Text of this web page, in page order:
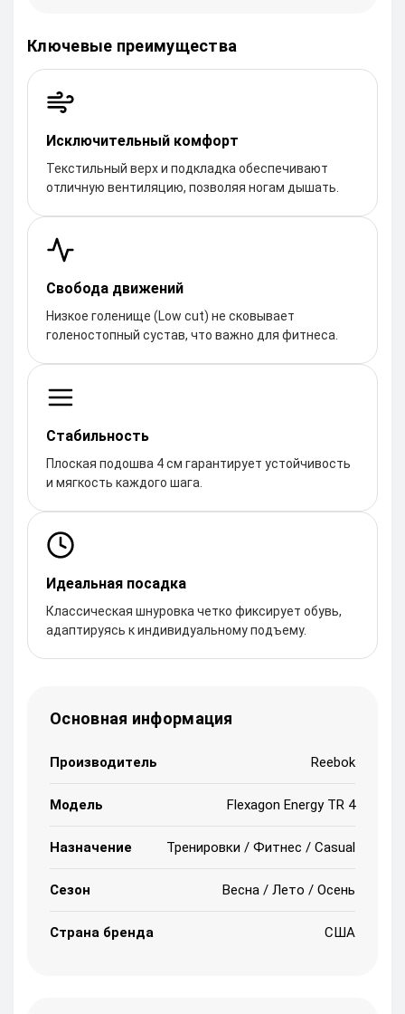
Ключевые преимущества
Исключительный комфорт
Текстильный верх и подкладка обеспечивают
отличную вентиляцию, позволяя ногам дышать.
Свобода движений
Низкое голенище (Low cut) не сковывает
голеностопный сустав, что важно для фитнеса.
Стабильность
Плоская подошва 4 см гарантирует устойчивость
и мягкость каждого шага.
Идеальная посадка
Классическая шнуровка четко фиксирует обувь,
адаптируясь к индивидуальному подъему.
Основная информация
Производитель Reebok
Модель Flexagon Energy TR 4
Назначение Тренировки / Фитнес / Casual
Сезон Весна / Лето / Осень
Страна бренда США